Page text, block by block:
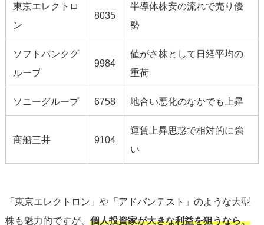
東京エレクトロ
ン
8035
半導体株安の流れで売り優
勢
ソフトバンクグ
ループ
9984
値がさ株として日経平均の
重荷
ソニーグループ 6758 地合い悪化のなかでも上昇
商船三井 9104
運賃上昇思惑で相対的に強
い
「東京エレクトロン」や「アドバンテスト」のような大型
株も魅力的ですが、 個人投資家が大きな利益を狙うなら、